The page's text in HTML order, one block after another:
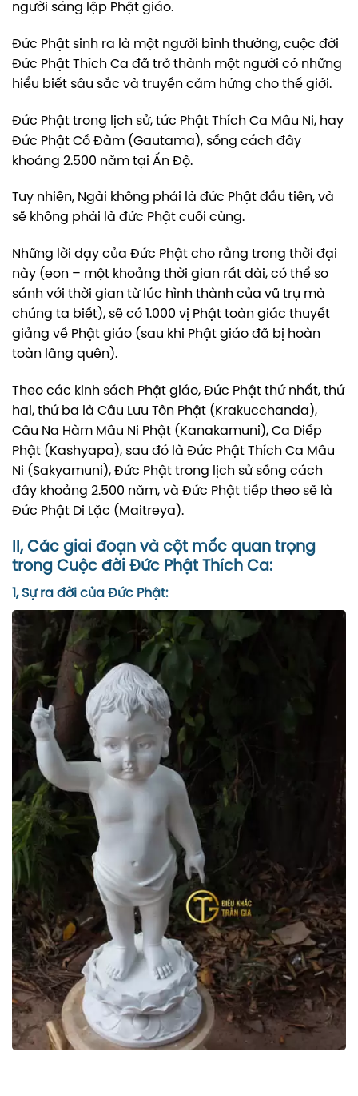
người sáng lập Phật giáo.
Đức Phật sinh ra là một người bình thường, cuộc đời
Đức Phật Thích Ca đã trở thành một người có những
hiểu biết sâu sắc và truyền cảm hứng cho thế giới.
Đức Phật trong lịch sử, tức Phật Thích Ca Mâu Ni, hay
Đức Phật Cồ Đàm (Gautama), sống cách đây
khoảng 2.500 năm tại Ấn Độ.
Tuy nhiên, Ngài không phải là đức Phật đầu tiên, và
sẽ không phải là đức Phật cuối cùng.
Những lời dạy của Đức Phật cho rằng trong thời đại
này (eon – một khoảng thời gian rất dài, có thể so
sánh với thời gian từ lúc hình thành của vũ trụ mà
chúng ta biết), sẽ có 1.000 vị Phật toàn giác thuyết
giảng về Phật giáo (sau khi Phật giáo đã bị hoàn
toàn lãng quên).
Theo các kinh sách Phật giáo, Đức Phật thứ nhất, thứ
hai, thứ ba là Câu Lưu Tôn Phật (Krakucchanda),
Câu Na Hàm Mâu Ni Phật (Kanakamuni), Ca Diếp
Phật (Kashyapa), sau đó là Đức Phật Thích Ca Mâu
Ni (Sakyamuni), Đức Phật trong lịch sử sống cách
đây khoảng 2.500 năm, và Đức Phật tiếp theo sẽ là
Đức Phật Di Lặc (Maitreya).
II, Các giai đoạn và cột mốc quan trọng
trong Cuộc đời Đức Phật Thích Ca:
1, Sự ra đời của Đức Phật: